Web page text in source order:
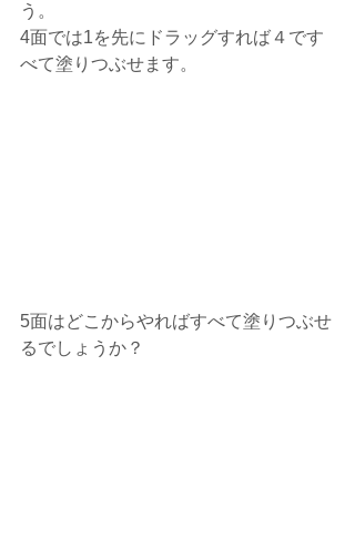
う。
4面では1を先にドラッグすれば４です
べて塗りつぶせます。
5面はどこからやればすべて塗りつぶせ
るでしょうか？